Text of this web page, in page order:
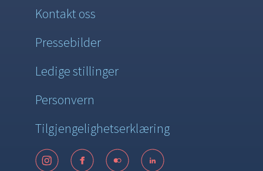
Kontakt oss
Pressebilder
Ledige stillinger
Personvern
Tilgjengelighetserklæring